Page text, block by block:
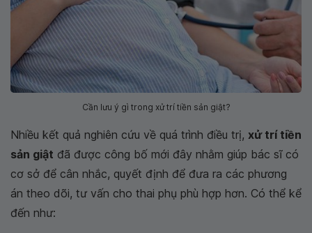
Cần lưu ý gì trong xử trí tiền sản giật?
Nhiều kết quả nghiên cứu về quá trình điều trị, xử trí tiền
sản giật đã được công bố mới đây nhằm giúp bác sĩ có
cơ sở để cân nhắc, quyết định để đưa ra các phương
án theo dõi, tư vấn cho thai phụ phù hợp hơn. Có thể kể
đến như: